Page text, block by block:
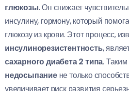
глюкозы. Он снижает
инсулину, гормону, который
глюкозу из крови. Этот процесс,
инсулинорезистентность,
сахарного диабета 2 типа.
недосыпаниене только